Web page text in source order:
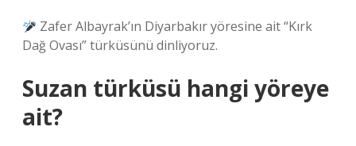
Zafer Albayrak’ın Diyarbakır yöresine ait “Kırk
Dağ Ovası” türküsünü dinliyoruz.
Suzan türküsü hangi yöreye
ait?